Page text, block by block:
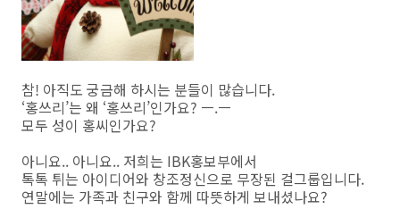
참! 아직도 궁금해 하시는 분들이 많습니다.
‘홍쓰리’는 왜 ‘홍쓰리’인가요? ㅡ.ㅡ
모두 성이 홍씨인가요?
아니요.. 아니요.. 저희는 IBK홍보부에서
톡톡 튀는 아이디어와 창조정신으로 무장된 걸그룹입니다.
연말에는 가족과 친구와 함께 따뜻하게 보내셨나요?